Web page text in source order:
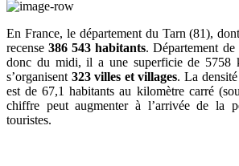
En France, le département du Tarn (81),
recense386 543 habitants. Département de
donc du midi, il a une superficie de 5758
s’organisent 323 villes et villages. La
est de 67,1 habitants au kilomètre carré
chiffre peut augmenter à l’arrivée de la
touristes.